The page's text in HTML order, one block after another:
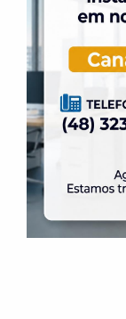
+ NOTÍCIAS
4 de agosto de
A
até dia 31
Dia dos